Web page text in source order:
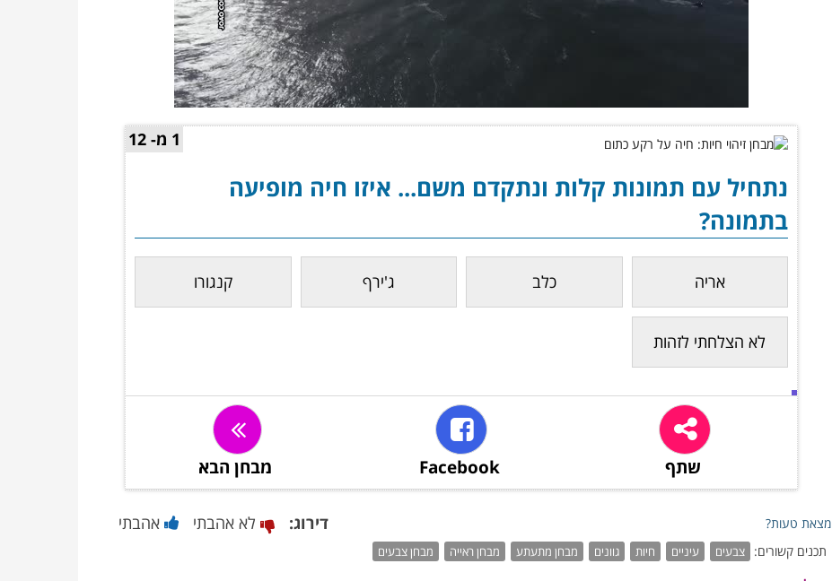
00:00/01:37
1 מ- 12
נתחיל עם תמונות קלות ונתקדם משם... איזו חיה מופיעה
בתמונה?
אריה כלב ג'ירף קנגורו
לא הצלחתי לזהות
שתף Facebook מבחן הבא
מצאת טעות? דירוג: לא אהבתי אהבתי
תכנים קשורים: צבעים עיניים חיות גוונים מבחן מתעתע מבחן ראייה מבחן צבעים